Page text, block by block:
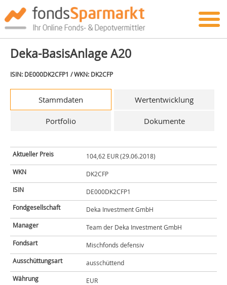
Deka-BasisAnlage A20
ISIN: DE000DK2CFP1 / WKN: DK2CFP
Stammdaten Wertentwicklung
Portfolio Dokumente
Aktueller Preis
104,62 EUR (29.06.2018)
WKN
DK2CFP
ISIN
DE000DK2CFP1
Fondgesellschaft
Deka Investment GmbH
Manager
Team der Deka Investment GmbH
Fondsart
Mischfonds defensiv
Ausschüttungsart
ausschüttend
Währung
EUR